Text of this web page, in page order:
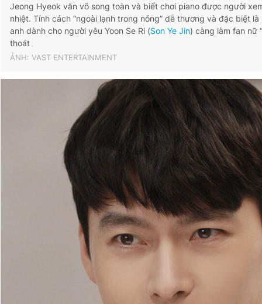
Jeong Hyeok văn võ song toàn và biết chơi piano được người
nhiệt. Tính cách “ngoài lạnh trong nóng” dễ thương và đặc biệt
anh dành cho người yêu Yoon Se Ri (Son Ye Jin) càng làm fan nữ
thoát
ẢNH: VAST ENTERTAINMENT